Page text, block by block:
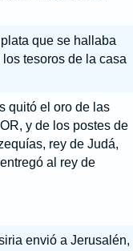
que se hallaba
tesoros de la casa
quitó el oro de las
y de los postes de
rey de Judá,
al rey de
envió a Jerusalén,